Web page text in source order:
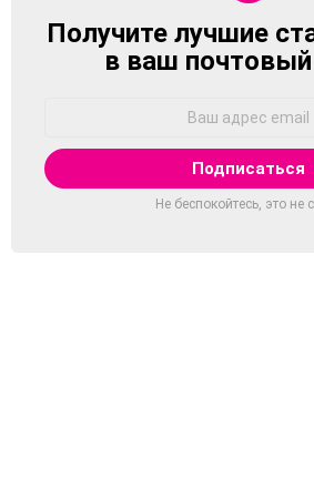
NEWSLETTER
Получите лучшие
в ваш
Не беспокойтесь, это не